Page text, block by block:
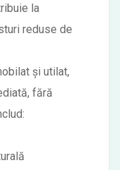
la
reduse de
și utilat,
fără